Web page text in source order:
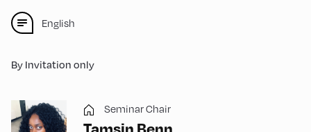
English
By Invitation only
Seminar Chair
Tamsin Benn